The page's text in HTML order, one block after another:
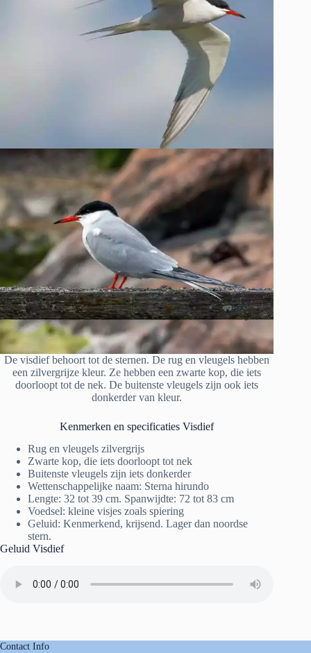
De visdief behoort tot de sternen. De rug en vleugels hebben
een zilvergrijze kleur. Ze hebben een zwarte kop, die iets
doorloopt tot de nek. De buitenste vleugels zijn ook iets
donkerder van kleur.
Kenmerken en specificaties Visdief
Rug en vleugels zilvergrijs
Zwarte kop, die iets doorloopt tot nek
Buitenste vleugels zijn iets donkerder
Wettenschappelijke naam: Sterna hirundo
Lengte: 32 tot 39 cm. Spanwijdte: 72 tot 83 cm
Voedsel: kleine visjes zoals spiering
Geluid: Kenmerkend, krijsend. Lager dan noordse
stern.
Geluid Visdief
Contact Info